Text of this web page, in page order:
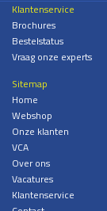
Klantenservice
Brochures
Bestelstatus
Vraag onze experts
Sitemap
Home
Webshop
Onze klanten
VCA
Over ons
Vacatures
Klantenservice